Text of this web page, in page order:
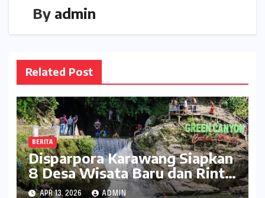
By admin
Related Post
BERITA
Disparpora Karawang Siapkan
8 Desa Wisata Baru dan Rintis
Travel Pattern Pariwisata
APR 13, 2026 ADMIN